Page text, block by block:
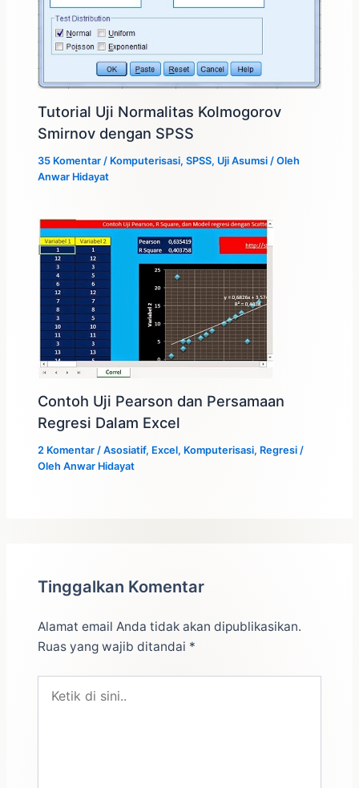
Tutorial Uji Normalitas Kolmogorov
Smirnov dengan SPSS
35 Komentar / Komputerisasi,SPSS, Uji Asumsi / Oleh
Anwar Hidayat
Contoh Uji Pearson dan Persamaan
Regresi Dalam Excel
2 Komentar /Asosiatif, Excel, Komputerisasi, Regresi /
OlehAnwar Hidayat
Tinggalkan Komentar
Alamat email Anda tidak akan dipublikasikan.
Ruas yang wajib ditandai *